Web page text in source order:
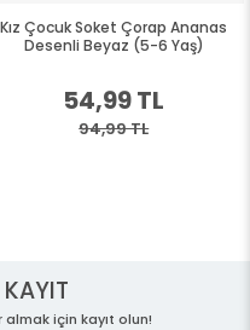
Kız Çocuk Soket Çorap Ananas
Desenli Beyaz (5-6 Yaş)
54,99 TL
94,99 TL
almak için kayıt olun!